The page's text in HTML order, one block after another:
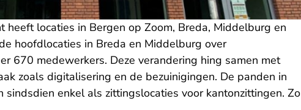
locaties in Bergen op Zoom, Breda, Middelburg en
hoofdlocaties in Breda en Middelburg over
670 medewerkers. Deze verandering hing samen met
zoals digitalisering en de bezuinigingen. De panden in
enkel als zittingslocaties voor kantonzittingen. Zo